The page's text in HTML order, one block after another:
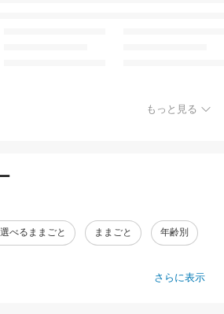
もっと見る
べるままごと ままごと 年齢別
さらに表示